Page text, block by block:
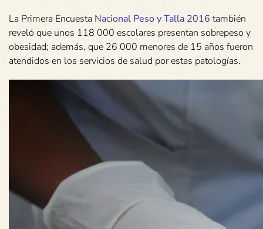
La Primera Encuesta Nacional Peso y Talla 2016 también
reveló que unos 118 000 escolares presentan sobrepeso y
obesidad; además, que 26 000 menores de 15 años fueron
atendidos en los servicios de salud por estas patologías.